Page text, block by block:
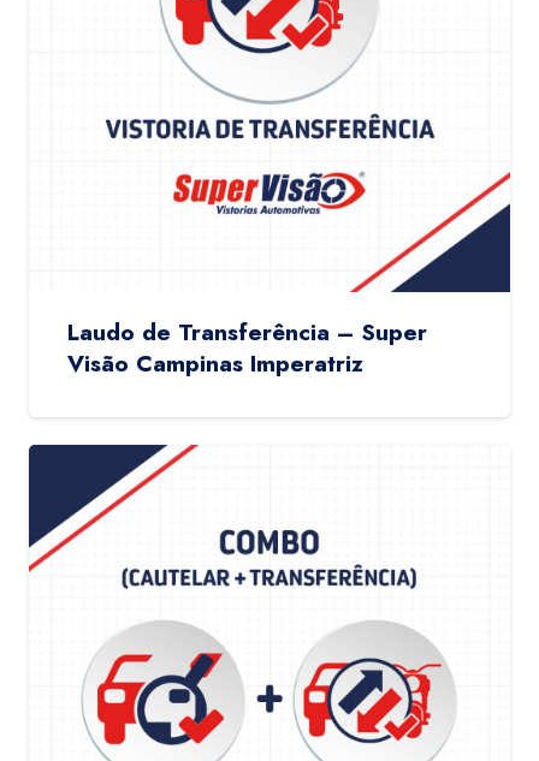
Laudo de Transferência – Super
Visão Campinas Imperatriz